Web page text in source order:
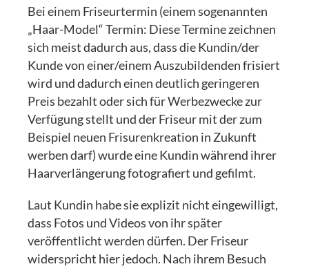
Bei einem Friseurtermin (einem sogenannten
„Haar-Model“ Termin: Diese Termine zeichnen
sich meist dadurch aus, dass die Kundin/der
Kunde von einer/einem Auszubildenden frisiert
wird und dadurch einen deutlich geringeren
Preis bezahlt oder sich für Werbezwecke zur
Verfügung stellt und der Friseur mit der zum
Beispiel neuen Frisurenkreation in Zukunft
werben darf) wurde eine Kundin während ihrer
Haarverlängerung fotografiert und gefilmt.
Laut Kundin habe sie explizit nicht eingewilligt,
dass Fotos und Videos von ihr später
veröffentlicht werden dürfen. Der Friseur
widerspricht hier jedoch. Nach ihrem Besuch